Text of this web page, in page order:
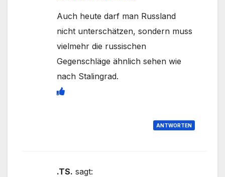
Auch heute darf man Russland
nicht unterschätzen, sondern muss
vielmehr die russischen
Gegenschläge ähnlich sehen wie
nach Stalingrad.
ANTWORTEN
.TS. sagt: